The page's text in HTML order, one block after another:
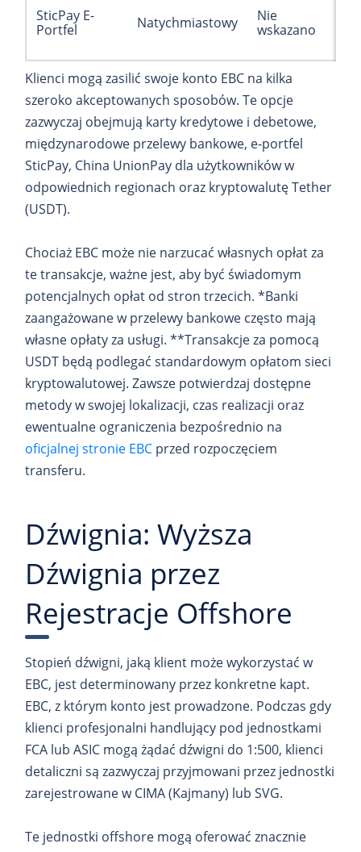
SticPay E-
Portfel
Natychmiastowy
Nie
wskazano
Klienci mogą zasilić swoje konto EBC na kilka
szeroko akceptowanych sposobów. Te opcje
zazwyczaj obejmują karty kredytowe i debetowe,
międzynarodowe przelewy bankowe, e-portfel
SticPay, China UnionPay dla użytkowników w
odpowiednich regionach oraz kryptowalutę Tether
(USDT).
Chociaż EBC może nie narzucać własnych opłat za
te transakcje, ważne jest, aby być świadomym
potencjalnych opłat od stron trzecich. *Banki
zaangażowane w przelewy bankowe często mają
własne opłaty za usługi. **Transakcje za pomocą
USDT będą podlegać standardowym opłatom sieci
kryptowalutowej. Zawsze potwierdzaj dostępne
metody w swojej lokalizacji, czas realizacji oraz
ewentualne ograniczenia bezpośrednio na
oficjalnej stronie EBC przed rozpoczęciem
transferu.
Dźwignia: Wyższa
Dźwignia przez
Rejestracje Offshore
Stopień dźwigni, jaką klient może wykorzystać w
EBC, jest determinowany przez konkretne kapt.
EBC, z którym konto jest prowadzone. Podczas gdy
klienci profesjonalni handlujący pod jednostkami
FCA lub ASIC mogą żądać dźwigni do 1:500, klienci
detaliczni są zazwyczaj przyjmowani przez jednostki
zarejestrowane w CIMA (Kajmany) lub SVG.
Te jednostki offshore mogą oferować znacznie